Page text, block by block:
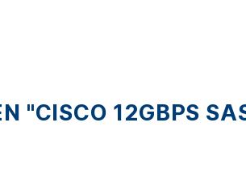
"CISCO 12GBPS